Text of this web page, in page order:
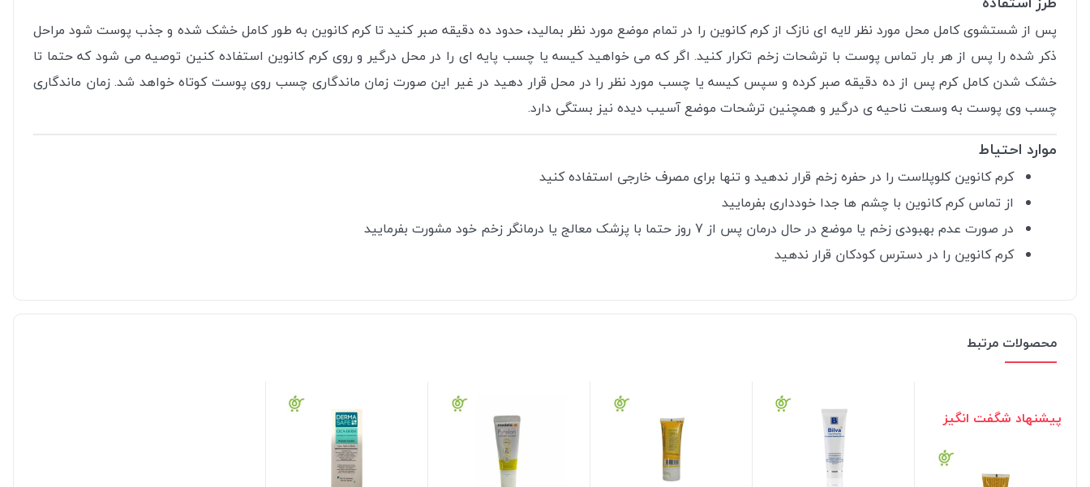
پس از شستشوی کامل محل مورد نظر لایه ای نازک از کرم کانوین را در تمام موضع مورد نظر بمالید، حدود ده دقیقه صبر کنید تا کرم کانوین به طور کامل خشک شده و جذب پوست شود مراحل
ذکر شده را پس از هر بار تماس پوست با ترشحات زخم تکرار کنید. اگر که می خواهید کیسه یا چسب پایه ای را در محل درگیر و روی کرم کانوین استفاده کنین توصیه می شود که حتما تا
خشک شدن کامل کرم پس از ده دقیقه صبر کرده و سپس کیسه یا چسب مورد نظر را در محل قرار دهید در غیر این صورت زمان ماندگاری چسب روی پوست کوتاه خواهد شد. زمان ماندگاری
چسب وی پوست به وسعت ناحیه ی درگیر و همچنین ترشحات موضع آسیب دیده نیز بستگی دارد.
موارد احتیاط
کرم کانوین کلوپلاست را در حفره زخم قرار ندهید و تنها برای مصرف خارجی استفاده کنید
از تماس کرم کانوین با چشم ها جدا خودداری بفرمایید
در صورت عدم بهبودی زخم یا موضع در حال درمان پس از 7 روز حتما با پزشک معالج یا درمانگر زخم خود مشورت بفرمایید
کرم کانوین را در دسترس کودکان قرار ندهید
محصولات مرتبط
پیشنهاد شگفت انگیز